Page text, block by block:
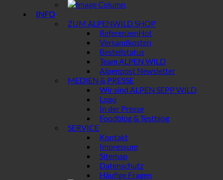
INFO
ZUM ALPENWILD SHOP
Referenzen
Versandkosten
Bestellstatus
Team ALPEN WILD
Alpenpost Newsletter
MEDIEN & PRESSE
Wir sind ALPEN SEPP WILD
Logo
In der Presse
Foodblog & Testblog
SERVICE
Kontakt
Impressum
Sitemap
Datenschutz
Häufige Fragen